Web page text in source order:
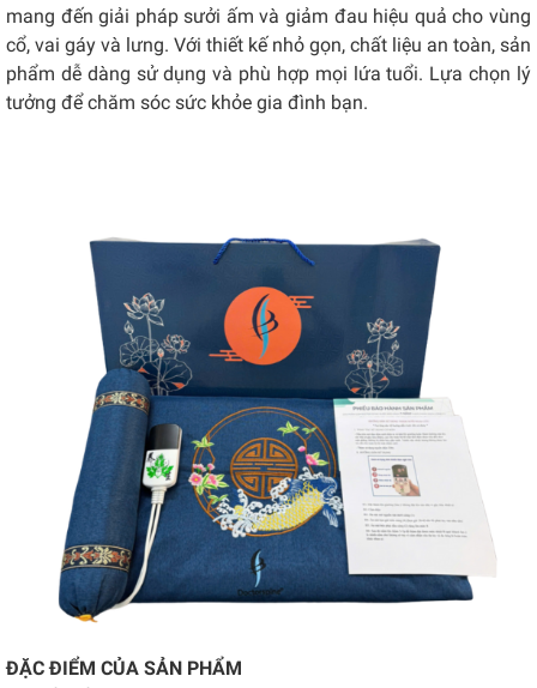
mang đến giải pháp sưởi ấm và giảm đau hiệu quả cho vùng
cổ, vai gáy và lưng. Với thiết kế nhỏ gọn, chất liệu an toàn, sản
phẩm dễ dàng sử dụng và phù hợp mọi lứa tuổi. Lựa chọn lý
tưởng để chăm sóc sức khỏe gia đình bạn.
ĐẶC ĐIỂM CỦA SẢN PHẨM